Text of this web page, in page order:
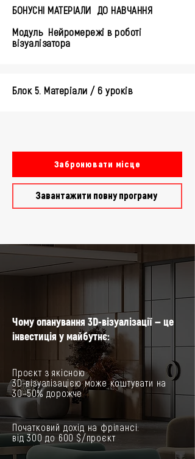
БОНУСНІ МАТЕРІАЛИ ДО НАВЧАННЯ
Модуль Нейромережі в роботі
візуалізатора
Блок 5. Матеріали / 6 уроків
Забронювати місце
Завантажити повну програму
Чому опанування 3D-візуалізації — це
інвестиція у майбутнє:
Проєкт з якісною
3D-візуалізацією може коштувати на
30–50% дорожче
Початковий дохід на фрілансі:
від 300 до 600 $/проєкт